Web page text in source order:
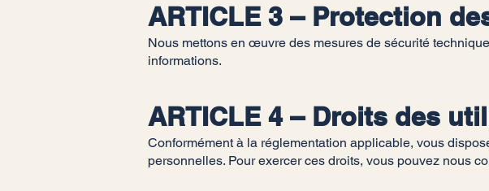
ARTICLE 3 – Protection
Nous mettons en œuvre des mesures de sécurité
informations.
ARTICLE 4 – Droits des
Conformément à la réglementation applicable, vous
personnelles. Pour exercer ces droits, vous pouvez nous